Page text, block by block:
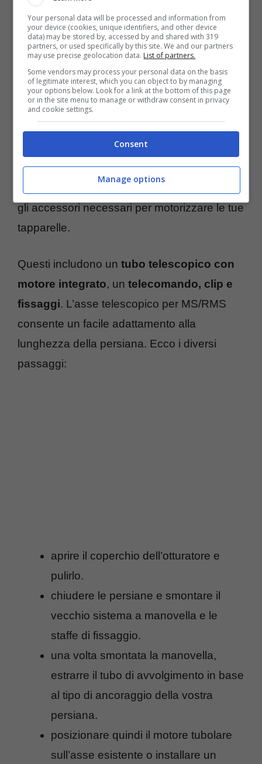
Tapparelle elettriche – Tecnocino.it
online e nei negozi esistono kit di
motorizzazione per tapparelle cablate o
radio. Preferisci kit all-in-one contenente tutti
gli accessori necessari per motorizzare le tue
tapparelle.
Questi includono un tubo telescopico con
motore integrato, un telecomando, clip e
fissaggi. L’asse telescopico per MS/RMS
consente un facile adattamento alla
lunghezza della persiana. Ecco i diversi
passaggi:
aprire il coperchio dell’otturatore e
pulirlo.
chiudere le persiane e smontare il
vecchio sistema a manovella e le
staffe di fissaggio.
una volta smontata la manovella,
estrarre il tubo di avvolgimento in base
al tipo di ancoraggio della vostra
persiana.
posizionare quindi il motore tubolare
sull’asse esistente o installare un
Your personal data will be processed and information from
your device (cookies, unique identifiers, and other device
data) may be stored by, accessed by and shared with 319
partners, or used specifically by this site. We and our partners
may use precise geolocation data. List of partners.
Some vendors may process your personal data on the basis
of legitimate interest, which you can object to by managing
your options below. Look for a link at the bottom of this page
or in the site menu to manage or withdraw consent in privacy
and cookie settings.
Consent
Manage options